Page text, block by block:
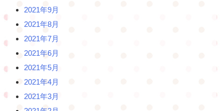
2021年9月
2021年8月
2021年7月
2021年6月
2021年5月
2021年4月
2021年3月